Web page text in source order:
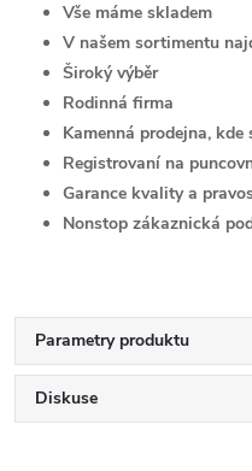
Vše máme skladem
V našem sortimentu
Široký výběr
Rodinná firma
Kamenná prodejna,
Registrovaní na
Garance kvality a
Nonstop zákaznická
Parametry produktu
Diskuse